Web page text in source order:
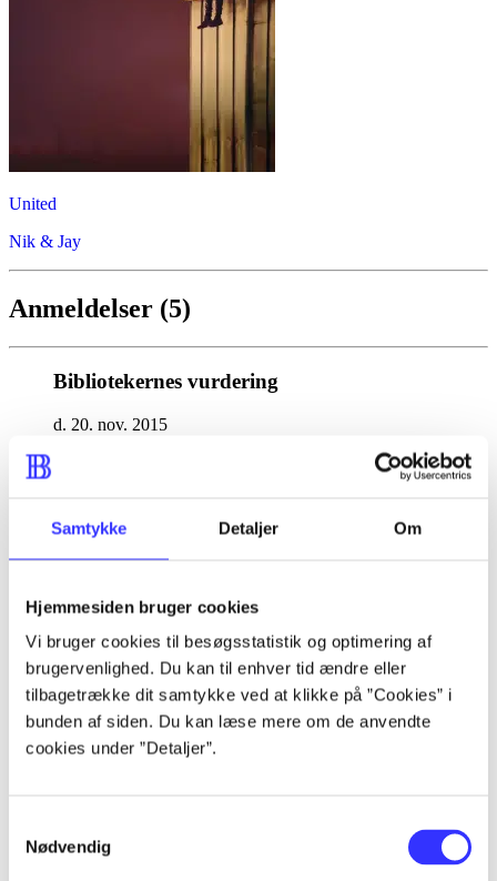
Samtykke Detaljer Om
Hjemmesiden bruger cookies
Vi bruger cookies til besøgsstatistik og optimering af
brugervenlighed. Du kan til enhver tid ændre eller
tilbagetrække dit samtykke ved at klikke på ”Cookies” i
bunden af siden. Du kan læse mere om de anvendte
cookies under ”Detaljer”.
Nødvendig
United
Nik & Jay
Anmeldelser (5)
Bibliotekernes vurdering
d. 20. nov. 2015
Thomas Tiedje
"Hele Danmarks Rasmus" er på sit fjerde
album havnet i kærlighedens trygge favn.
De nye melodier er skrevet til kæresten, og
i det klokkeklare radiohit "Uanset"
forsikrer Rasmus, at selvom han stadig
godt kan lide at gå i byen, vil han aldrig
kysse på andre piger. Når han ikke selv er i
byen, sidder han og venter utålmodigt i
samme 80'er-inspirerede poplyd. Det er